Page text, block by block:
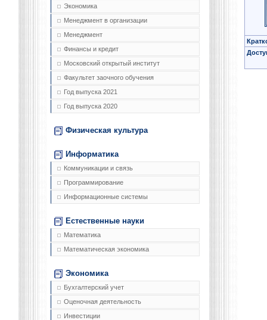
Экономика
Менеджмент в организации
Менеджмент
Финансы и кредит
Московский открытый институт
Факультет заочного обучения
Год выпуска 2021
Год выпуска 2020
Физическая культура
Информатика
Коммуникации и связь
Программирование
Информационные системы
Естественные науки
Математика
Математическая экономика
Экономика
Бухгалтерский учет
Оценочная деятельность
Инвестиции